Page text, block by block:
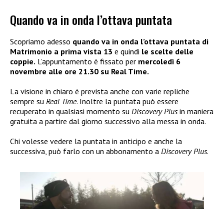
Quando va in onda l’ottava puntata
Scopriamo adesso quando va in onda l’ottava puntata di
Matrimonio a prima vista 13 e quindi le scelte delle
coppie. L’appuntamento è fissato per mercoledì 6
novembre alle ore 21.30 su Real Time.
La visione in chiaro è prevista anche con varie repliche
sempre su Real Time. Inoltre la puntata può essere
recuperato in qualsiasi momento su Discovery Plusin maniera
gratuita a partire dal giorno successivo alla messa in onda.
Chi volesse vedere la puntata in anticipo e anche la
successiva, può farlo con un abbonamento a Discovery Plus.